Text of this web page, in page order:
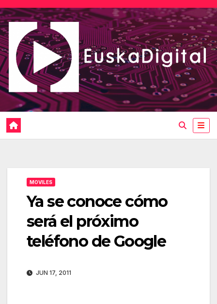
Saltar
al
contenido
MOVILES
Ya se conoce cómo
será el próximo
teléfono de Google
JUN 17, 2011